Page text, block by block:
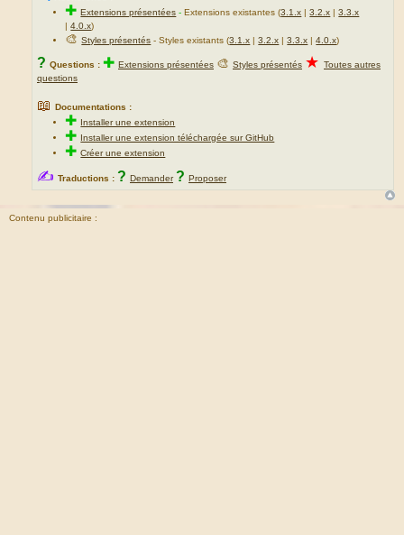
✚Extensions présentées -Extensions existantes (3.1.x |3.2.x |3.3.x
|4.0.x)
🎨Styles présentés - Styles existants (3.1.x |3.2.x |3.3.x |4.0.x)
? Questions : ✚ Extensions présentées 🎨 Styles présentés ★ Toutes autres
questions
📖 Documentations :
✚ Installer une extension
✚ Installer une extension téléchargée sur GitHub
✚Créer une extension
✍ Traductions : ? Demander ? Proposer
Contenu publicitaire :